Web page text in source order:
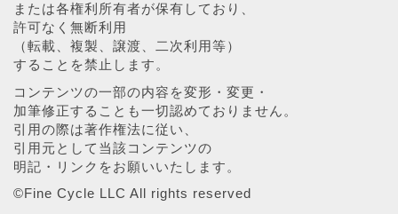
または各権利所有者が保有しており、
許可なく無断利用
（転載、複製、譲渡、二次利用等）
することを禁止します。
コンテンツの一部の内容を変形・変更・
加筆修正することも一切認めておりません。
引用の際は著作権法に従い、
引用元として当該コンテンツの
明記・リンクをお願いいたします。
©︎Fine Cycle LLC All rights reserved